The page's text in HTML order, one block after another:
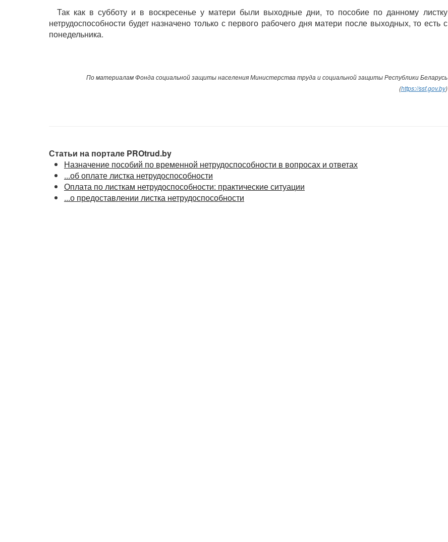
Так как в субботу и в воскресенье у матери были выходные дни, то пособие по данному листку
нетрудоспособности будет назначено только с первого рабочего дня матери после выходных, то есть с
понедельника.
По материалам Фонда социальной защиты населения Министерства труда и социальной защиты Республики Беларусь
(https://ssf.gov.by)
Статьи на портале PROtrud.by
Назначение пособий по временной нетрудоспособности в вопросах и ответах
...об оплате листка нетрудоспособности
Оплата по листкам нетрудоспособности: практические ситуации
...о предоставлении листка нетрудоспособности